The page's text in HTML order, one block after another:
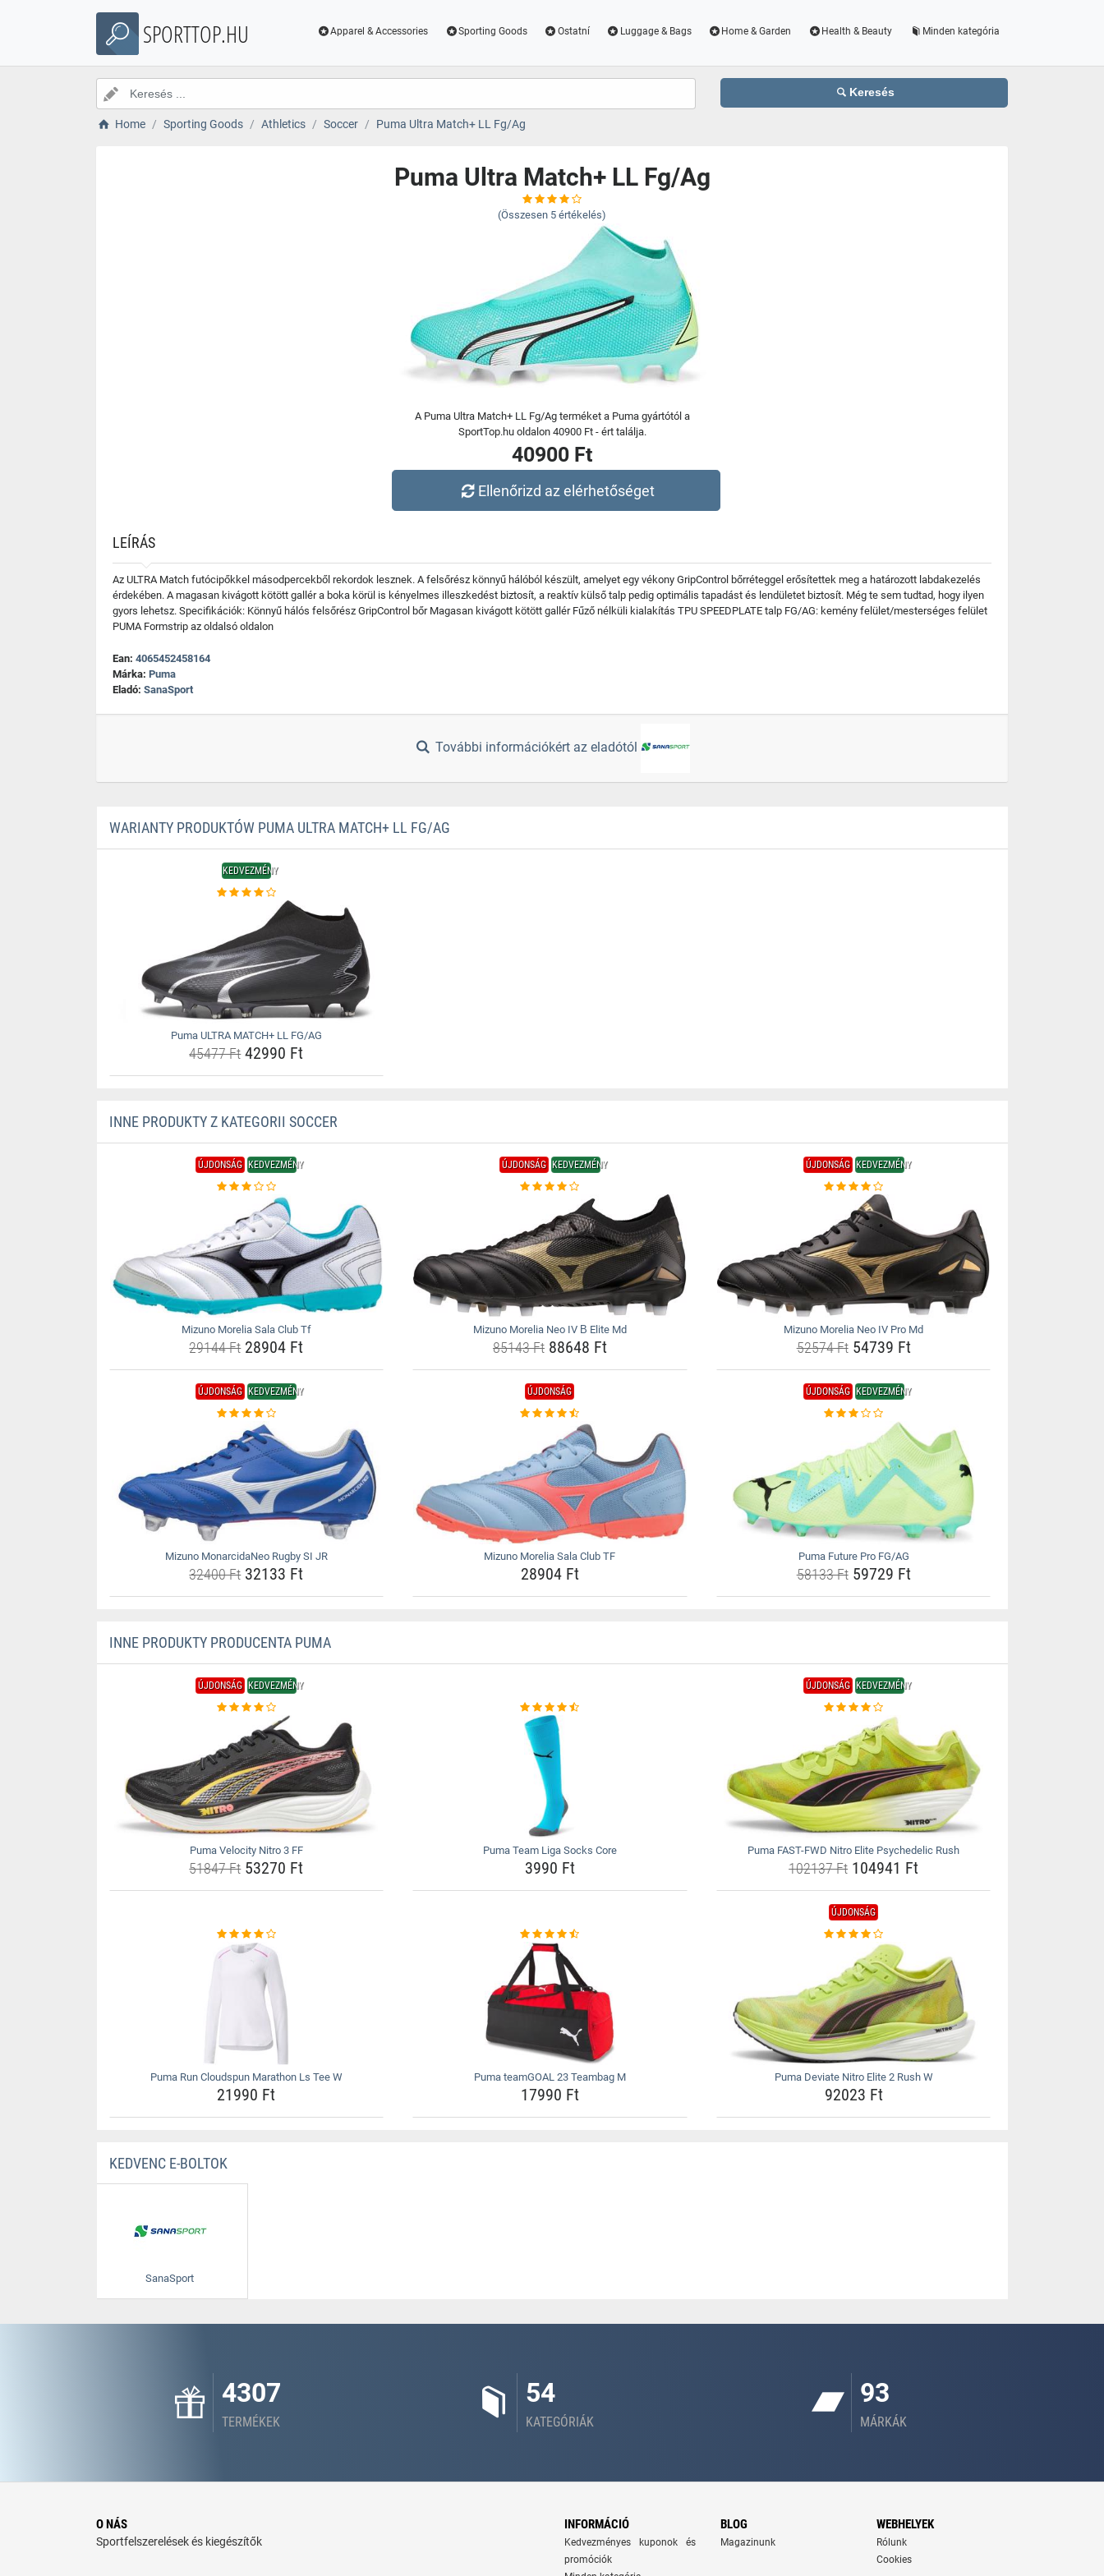
SPORTTOP.HU Apparel & Accessories Sporting Goods Ostatní Luggage & Bags Home & Garden Health & Beauty Minden kategória
Keresés
Home Sporting Goods Athletics Soccer Puma Ultra Match+ LL Fg/Ag
Puma Ultra Match+ LL Fg/Ag
(Összesen 5 értékelés)
A Puma Ultra Match+ LL Fg/Ag terméket a Puma gyártótól a
SportTop.hu oldalon 40900 Ft - ért találja.
40900 Ft
Ellenőrizd az elérhetőséget
LEÍRÁS
Az ULTRA Match futócipőkkel másodpercekből rekordok lesznek. A felsőrész könnyű hálóból készült, amelyet egy vékony GripControl bőrréteggel erősítettek meg a határozott labdakezelés
érdekében. A magasan kivágott kötött gallér a boka körül is kényelmes illeszkedést biztosít, a reaktív külső talp pedig optimális tapadást és lendületet biztosít. Még te sem tudtad, hogy ilyen
gyors lehetsz. Specifikációk: Könnyű hálós felsőrész GripControl bőr Magasan kivágott kötött gallér Fűző nélküli kialakítás TPU SPEEDPLATE talp FG/AG: kemény felület/mesterséges felület
PUMA Formstrip az oldalsó oldalon
Ean: 4065452458164
Márka: Puma
Eladó: SanaSport
További információkért az eladótól
WARIANTY PRODUKTÓW PUMA ULTRA MATCH+ LL FG/AG
KEDVEZMÉNY
Puma ULTRA MATCH+ LL FG/AG
45477 Ft42990 Ft
INNE PRODUKTY Z KATEGORII SOCCER
ÚJDONSÁG KEDVEZMÉNY
Mizuno Morelia Sala Club Tf
29144 Ft28904 Ft
ÚJDONSÁG KEDVEZMÉNY
Mizuno Morelia Neo IV Β Elite Md
85143 Ft88648 Ft
ÚJDONSÁG KEDVEZMÉNY
Mizuno Morelia Neo IV Pro Md
52574 Ft54739 Ft
ÚJDONSÁG KEDVEZMÉNY
Mizuno MonarcidaNeo Rugby SI JR
32400 Ft32133 Ft
ÚJDONSÁG
Mizuno Morelia Sala Club TF
28904 Ft
ÚJDONSÁG KEDVEZMÉNY
Puma Future Pro FG/AG
58133 Ft59729 Ft
INNE PRODUKTY PRODUCENTA PUMA
ÚJDONSÁG KEDVEZMÉNY
Puma Velocity Nitro 3 FF
51847 Ft53270 Ft
Puma Team Liga Socks Core
3990 Ft
ÚJDONSÁG KEDVEZMÉNY
Puma FAST-FWD Nitro Elite Psychedelic Rush
102137 Ft 104941 Ft
Puma Run Cloudspun Marathon Ls Tee W
21990 Ft
Puma teamGOAL 23 Teambag M
17990 Ft
ÚJDONSÁG
Puma Deviate Nitro Elite 2 Rush W
92023 Ft
KEDVENC E-BOLTOK
SanaSport
4307
TERMÉKEK
54
KATEGÓRIÁK
93
MÁRKÁK
O NÁS
Sportfelszerelések és kiegészítők
INFORMÁCIÓ
Kedvezményes kuponok és
promóciók
BLOG
Magazinunk
WEBHELYEK
Rólunk
Cookies